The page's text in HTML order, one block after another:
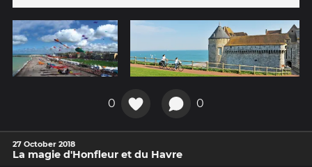
0 0
27 October 2018
La magie d'Honfleur et du Havre